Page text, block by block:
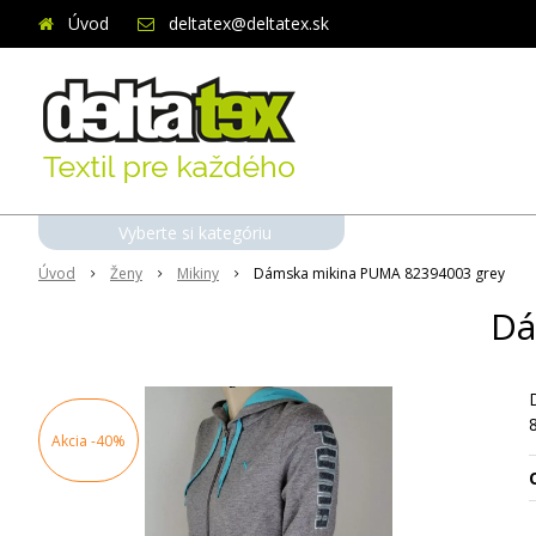
Úvod deltatex@deltatex.sk
Úvod Ženy Mikiny Dámska mikina PUMA 82394003 grey
Akcia -40%
Vyberte si kategóriu